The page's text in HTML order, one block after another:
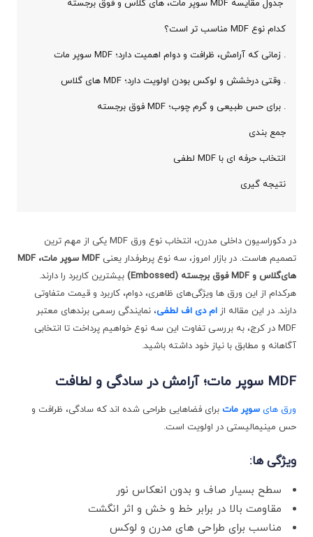
جدول مقایسه MDF سوپر مات، های‌ گلاس و فوق برجسته
کدام نوع MDF مناسب ‌تر است؟
. زمانی که آرامش، ظرافت و دوام اهمیت دارد؛ MDF سوپر مات
. وقتی درخشش و لوکس بودن اولویت دارد؛ MDF های‌ گلاس
. برای حس طبیعی و گرم چوب؛ MDF فوق برجسته
جمع ‌بندی
انتخاب حرفه ‌ای با MDF لطفی
نتیجه ‌گیری
در دکوراسیون داخلی مدرن، انتخاب نوع ورق MDF یکی از مهم ‌ترین
تصمیم ‌هاست. در بازار امروز، سه نوع پرطرفدار یعنی MDF سوپر مات، MDF
های‌گلاس و
فوق برجسته (Embossed)
بیشترین کاربرد را دارند.
هرکدام از این ورق‌ ها ویژگی‌های ظاهری، دوام، کاربرد و قیمت متفاوتی
دارند. در این مقاله از ام‌ دی ‌اف لطفی، نمایندگی رسمی برندهای معتبر
MDF در کرج، به بررسی تفاوت این سه نوع خواهیم پرداخت تا انتخابی
آگاهانه و مطابق با نیاز خود داشته باشید.
MDF سوپر مات؛ آرامش در سادگی و لطافت
ورق ‌های سوپر مات برای فضاهایی طراحی شده‌ اند که سادگی، ظرافت و
حس مینیمالیستی در اولویت است.
ویژگی ‌ها:
سطح بسیار صاف و بدون انعکاس نور
مقاومت بالا در برابر خط و خش و اثر انگشت
مناسب برای طراحی‌ های مدرن و لوکس